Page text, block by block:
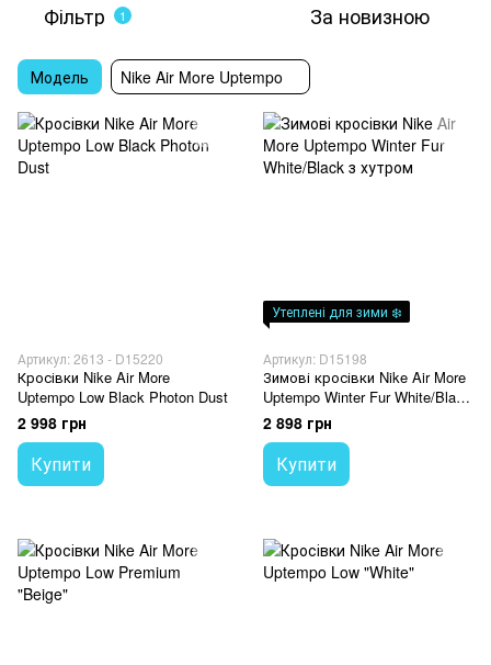
Фільтр 1 За новизною
Модель Nike Air More Uptempo
Артикул: 2613 - D15220
Кросівки Nike Air More
Uptempo Low Black Photon Dust
2 998 грн
Купити
Утеплені для зими ❄️
Артикул: D15198
Зимові кросівки Nike Air More
Uptempo Winter Fur White/Black
з хутром
2 898 грн
Купити